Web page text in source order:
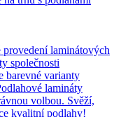
provedení laminátových
společnosti
barevné varianty
lamináty
volbou. Svěží,
kvalitní podlahy!